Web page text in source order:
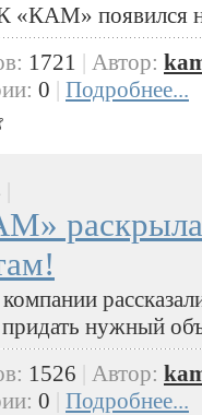
«КАМ» появился
1721 | Автор:
0 | Подробнее...
раскрыла
нужный
1526 Автор:
0 Подробнее...